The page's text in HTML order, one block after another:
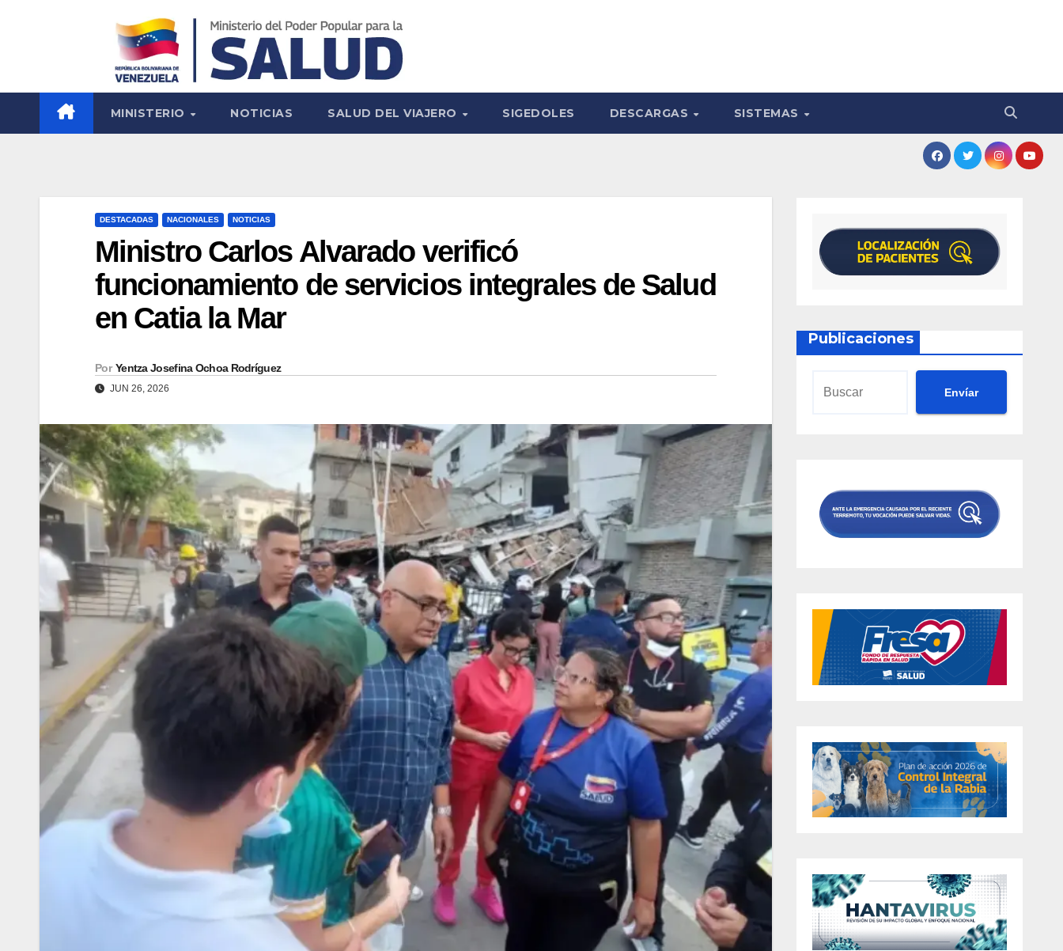
MINISTERIO NOTICIAS SALUD DEL VIAJERO SIGEDOLES DESCARGAS SISTEMAS
DESTACADAS NACIONALES NOTICIAS
​Ministro Carlos Alvarado verificó
funcionamiento de servicios integrales de Salud
en Catia la Mar
Por Yentza Josefina Ochoa Rodríguez
JUN 26, 2026
Publicaciones
Envíar